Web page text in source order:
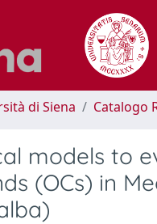
di Siena Catalogo
models to
(OCs) in